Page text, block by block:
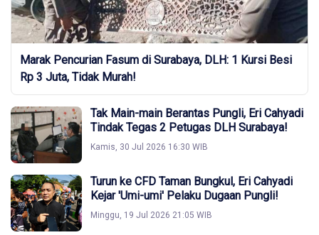
Marak Pencurian Fasum di Surabaya, DLH: 1 Kursi Besi
Rp 3 Juta, Tidak Murah!
Tak Main-main Berantas Pungli, Eri Cahyadi
Tindak Tegas 2 Petugas DLH Surabaya!
Kamis, 30 Jul 2026 16:30 WIB
Turun ke CFD Taman Bungkul, Eri Cahyadi
Kejar 'Umi-umi' Pelaku Dugaan Pungli!
Minggu, 19 Jul 2026 21:05 WIB